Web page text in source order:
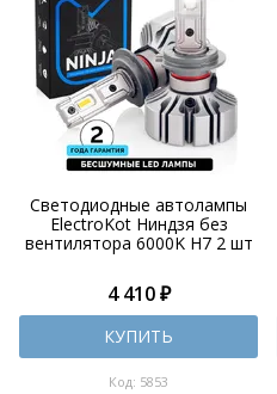
Светодиодные автолампы
ElectroKot Ниндзя без
вентилятора 6000K H7 2 шт
4 410 ₽
КУПИТЬ
Код: 5853